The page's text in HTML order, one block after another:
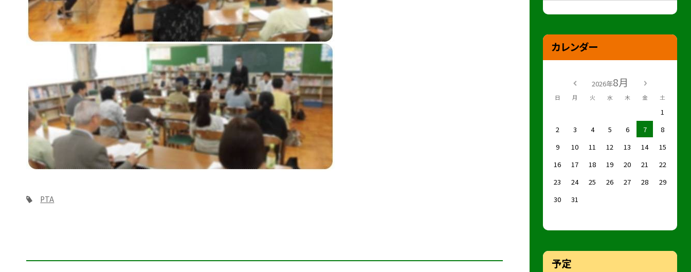
PTA
カレンダー
2026年8月
日 月 火 水 木 金 土
1
2
3 4 5 6 7
8
9
10 11 12 13 14
15
16
17 18 19 20 21
22
23
24 25 26 27 28
29
30
31
予定